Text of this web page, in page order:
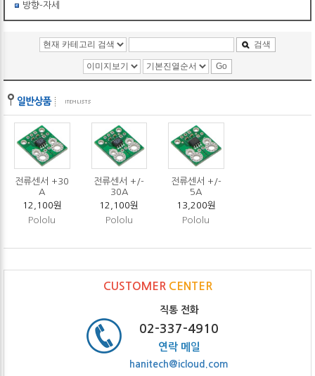
방향-자세센서
검색
전류센서 +30
A
12,100원
Pololu
전류센서 +/-
30A
12,100원
Pololu
전류센서 +/-
5A
13,200원
Pololu
CUSTOMER CENTER
직통 전화
02-337-4910
연락 메일
hanitech@icloud.com